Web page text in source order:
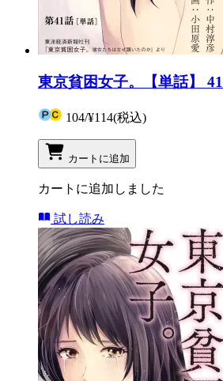
東京貧困女子。【単話】 41
104/¥114(税込)
カートに追加
カートに追加しました
試し読み